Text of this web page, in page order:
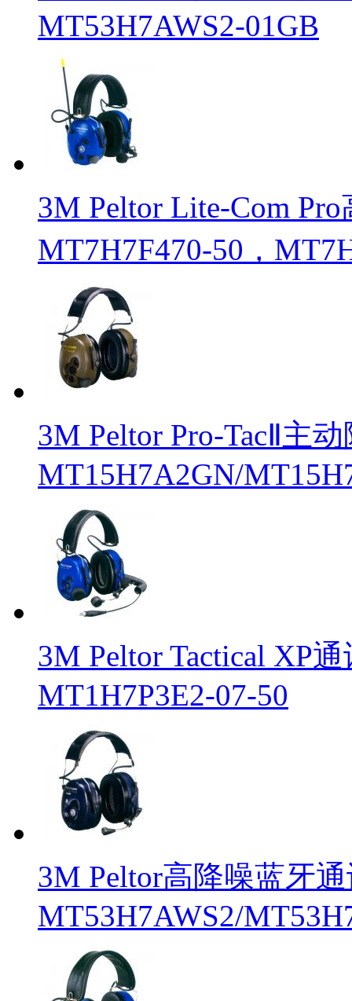
MT53H7AWS2-01GB
3M Peltor Lite-Com
MT7H7F470-50，
3M Peltor Pro-TacⅡ主
MT15H7A2GN/
3M Peltor Tactical XP
MT1H7P3E2-07-50
3M Peltor高降噪蓝牙
MT53H7AWS2/